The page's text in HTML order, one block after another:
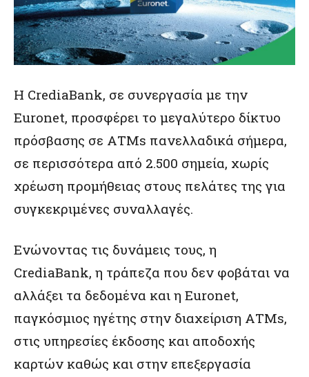
Η CrediaBank, σε συνεργασία με την
Euronet, προσφέρει το μεγαλύτερο δίκτυο
πρόσβασης σε ΑΤΜs πανελλαδικά σήμερα,
σε περισσότερα από 2.500 σημεία, χωρίς
χρέωση προμήθειας στους πελάτες της για
συγκεκριμένες συναλλαγές.
Ενώνοντας τις δυνάμεις τους, η
CrediaBank, η τράπεζα που δεν φοβάται να
αλλάξει τα δεδομένα και η Euronet,
παγκόσμιος ηγέτης στην διαχείριση ΑΤΜs,
στις υπηρεσίες έκδοσης και αποδοχής
καρτών καθώς και στην επεξεργασία